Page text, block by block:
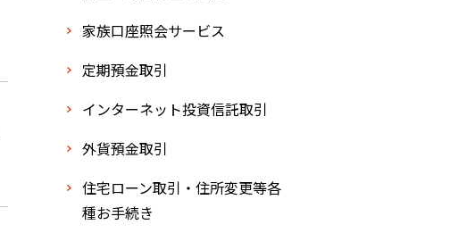
家族口座照会サービス
定期預金取引
インターネット投資信託取引
外貨預金取引
住宅ローン取引・住所変更等各
種お手続き